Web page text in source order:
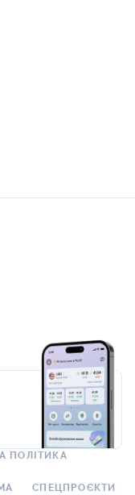
ПОЛІТИКА
СПЕЦПРОЄКТИ